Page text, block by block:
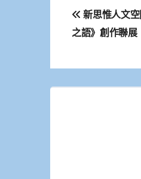
文
章
覽
新思惟人文
之語》創作聯展